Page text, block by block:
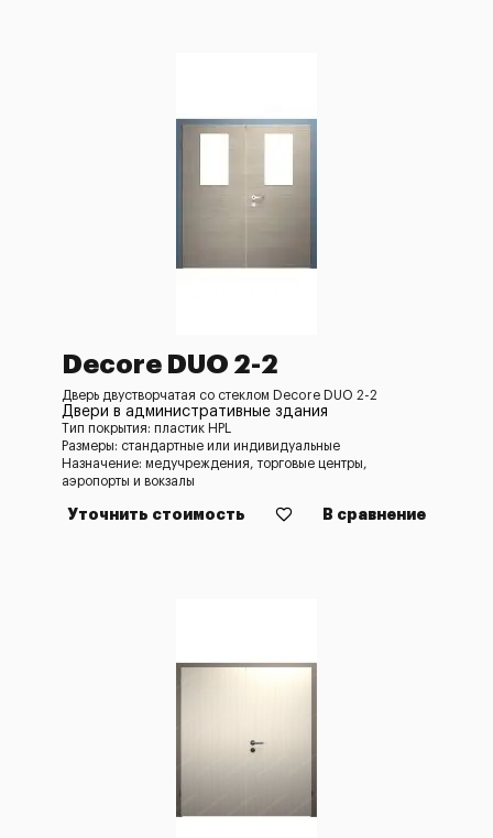
Decore DUO 2-2
Дверь двустворчатая со стеклом Decore DUO 2-2
Двери в административные здания
Тип покрытия: пластик HPL
Размеры: стандартные или индивидуальные
Назначение: медучреждения, торговые центры,
аэропорты и вокзалы
Уточнить стоимость В сравнение